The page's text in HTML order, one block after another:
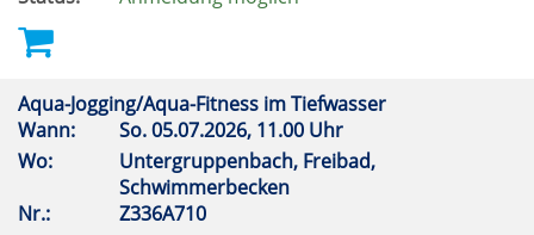
Aqua-Jogging/Aqua-Fitness im Tiefwasser
Wann:
So.05.07.2026, 11.00 Uhr
Wo:
Untergruppenbach, Freibad,
Schwimmerbecken
Nr.:
Z336A710